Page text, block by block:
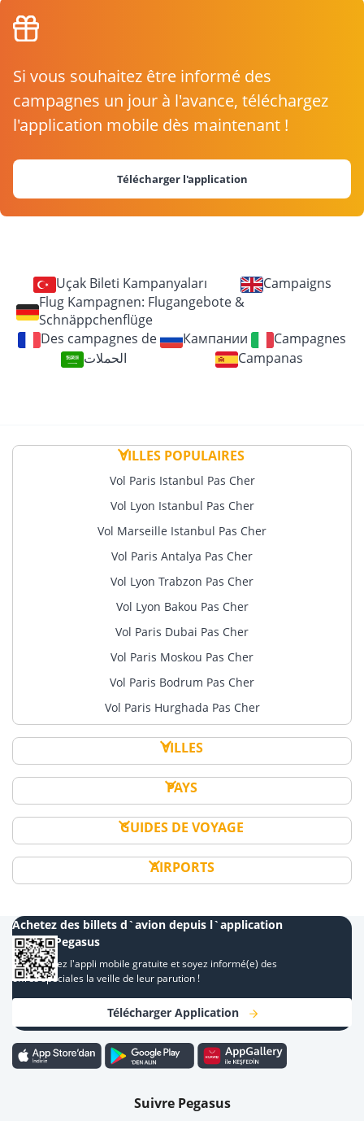
Si vous souhaitez être informé des
campagnes un jour à l'avance, téléchargez
l'application mobile dès maintenant !
Télécharger l'application
Uçak Bileti Kampanyaları
Campaigns
Flug Kampagnen: Flugangebote &
Schnäppchenflüge
Des campagnes de
Кампании
Campagnes
الحملات
Campanas
VILLES POPULAIRES
Vol Paris Istanbul Pas Cher
Vol Lyon Istanbul Pas Cher
Vol Marseille Istanbul Pas Cher
Vol Paris Antalya Pas Cher
Vol Lyon Trabzon Pas Cher
Vol Lyon Bakou Pas Cher
Vol Paris Dubai Pas Cher
Vol Paris Moskou Pas Cher
Vol Paris Bodrum Pas Cher
Vol Paris Hurghada Pas Cher
VILLES
PAYS
GUIDES DE VOYAGE
AIRPORTS
Achetez des billets d`avion depuis l`application
mobile Pegasus
Téléchargez l'appli mobile gratuite et soyez informé(e) des
offres spéciales la veille de leur parution !
Télécharger Application
Suivre Pegasus